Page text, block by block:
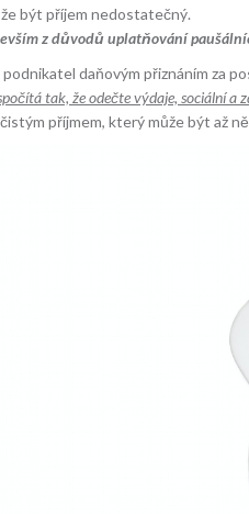
být příjem nedostatečný.
z důvodů uplatňování
daňovým přiznáním za
tak, že odečte výdaje, sociální a
příjmem, který může být až